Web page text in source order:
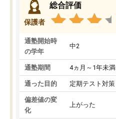
保護者
総合評価
通塾開始時
の学年
中2
通塾期間 4ヵ月～1年未満
通った目的 定期テスト対策
偏差値の変
化
上がった